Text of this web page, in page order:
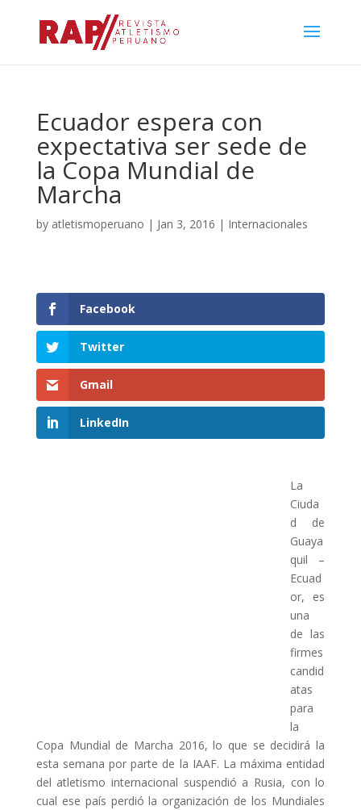
Ecuador espera con
expectativa ser sede de
la Copa Mundial de
Marcha
by atletismoperuano | Jan 3, 2016 | Internacionales
Facebook
Twitter
Gmail
LinkedIn
La
Ciuda
d de
Guaya
quil –
Ecuad
or, es
una
de las
firmes
candid
atas
para
la
Copa Mundial de Marcha 2016, lo que se decidirá la
esta semana por parte de la IAAF. La máxima entidad
del atletismo internacional suspendió a Rusia, con lo
cual ese país perdió la organización de los Mundiales